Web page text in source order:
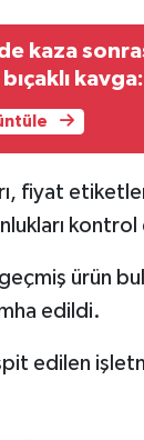
kaza
fiyat
kontrol
ürün
edildi.
edilen